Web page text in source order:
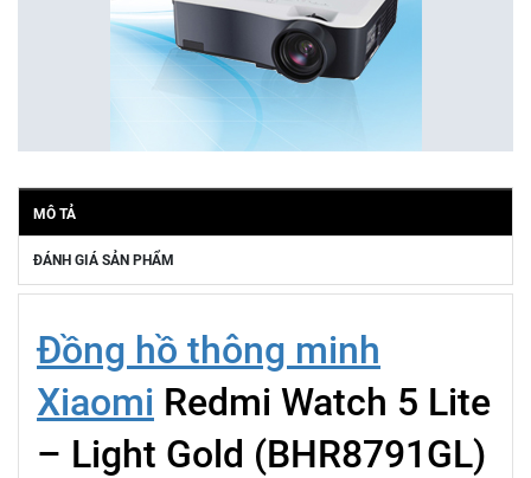
MÔ TẢ
ĐÁNH GIÁ SẢN PHẨM
Đồng hồ thông minh
Xiaomi Redmi Watch 5 Lite
– Light Gold (BHR8791GL)